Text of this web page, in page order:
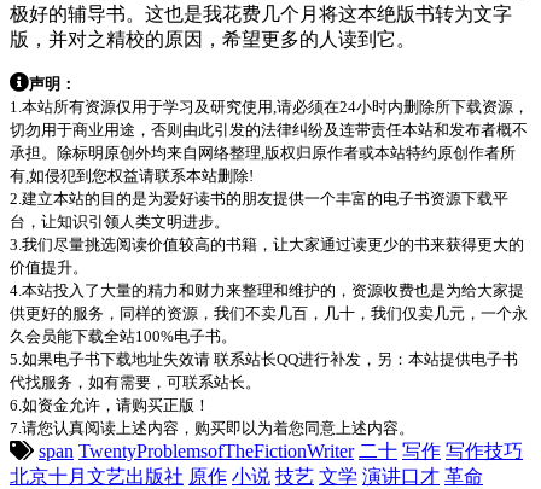
极好的辅导书。这也是我花费几个月将这本绝版书转为文字
版，并对之精校的原因，希望更多的人读到它。
声明：
1.本站所有资源仅用于学习及研究使用,请必须在24小时内删除所下载资源，
切勿用于商业用途，否则由此引发的法律纠纷及连带责任本站和发布者概不
承担。除标明原创外均来自网络整理,版权归原作者或本站特约原创作者所
有,如侵犯到您权益请联系本站删除!
2.建立本站的目的是为爱好读书的朋友提供一个丰富的电子书资源下载平
台，让知识引领人类文明进步。
3.我们尽量挑选阅读价值较高的书籍，让大家通过读更少的书来获得更大的
价值提升。
4.本站投入了大量的精力和财力来整理和维护的，资源收费也是为给大家提
供更好的服务，同样的资源，我们不卖几百，几十，我们仅卖几元，一个永
久会员能下载全站100%电子书。
5.如果电子书下载地址失效请 联系站长QQ进行补发，另：本站提供电子书
代找服务，如有需要，可联系站长。
6.如资金允许，请购买正版！
7.请您认真阅读上述内容，购买即以为着您同意上述内容。
span TwentyProblemsofTheFictionWriter 二十 写作 写作技巧
北京十月文艺出版社 原作 小说 技艺 文学 演讲口才 革命